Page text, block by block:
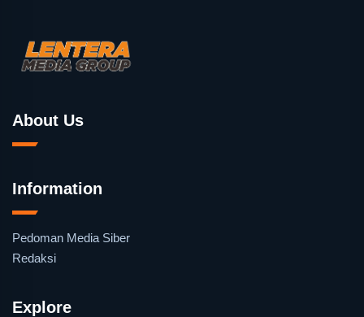
About Us
Information
Pedoman Media Siber
Redaksi
Explore